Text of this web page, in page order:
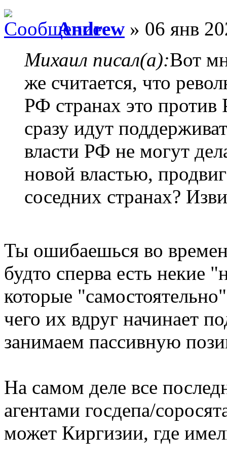
Andrew » 06 янв
Михаил писал(а):Вот
же считается, что
РФ странах это
сразу идут
власти РФ не могут
новой властью,
соседних странах?
Ты ошибаешься во
будто сперва есть некие
которые
чего их вдруг начинает
занимаем пассивную
На самом деле все
агентами госдепа/
может Киргизии, где